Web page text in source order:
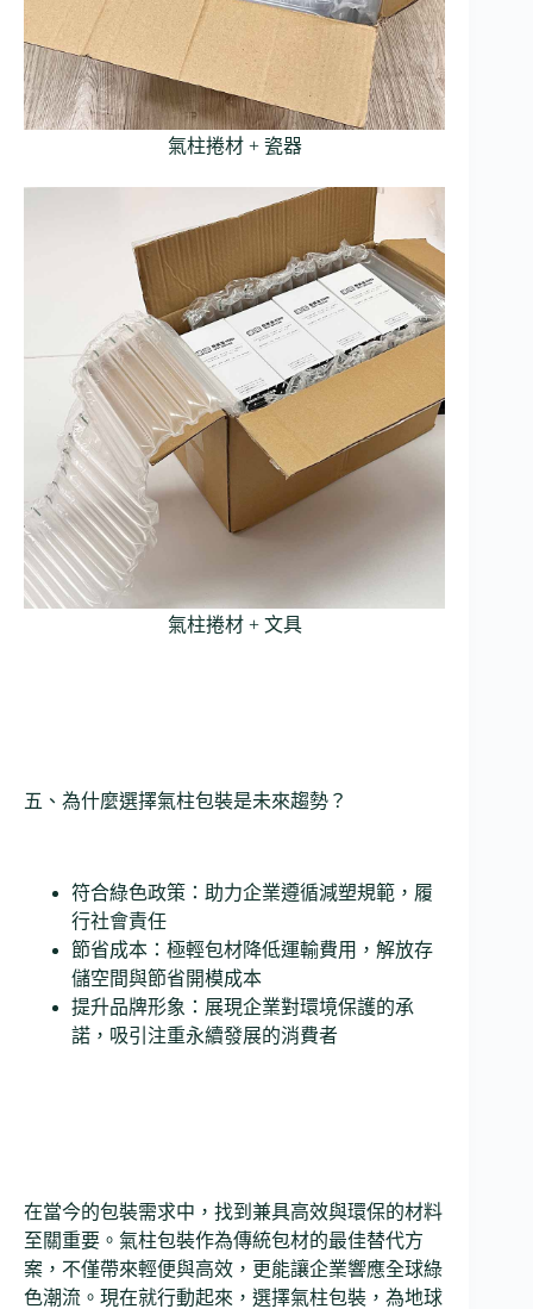
氣柱捲材 + 瓷器
氣柱捲材 + 文具
五、為什麼選擇氣柱包裝是未來趨勢？
符合綠色政策：助力企業遵循減塑規範，履
行社會責任
節省成本：極輕包材降低運輸費用，解放存
儲空間與節省開模成本
提升品牌形象：展現企業對環境保護的承
諾，吸引注重永續發展的消費者
在當今的包裝需求中，找到兼具高效與環保的材料
至關重要。氣柱包裝作為傳統包材的最佳替代方
案，不僅帶來輕便與高效，更能讓企業響應全球綠
色潮流。現在就行動起來，選擇氣柱包裝，為地球